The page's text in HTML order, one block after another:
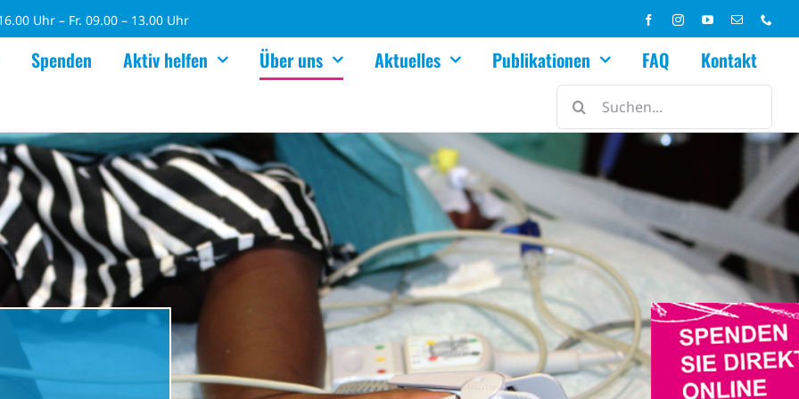
Uhr – Fr. 09.00 – 13.00 Uhr
Spenden Aktiv helfen Über uns Aktuelles Publikationen FAQ
Kontakt
Suche
nach: